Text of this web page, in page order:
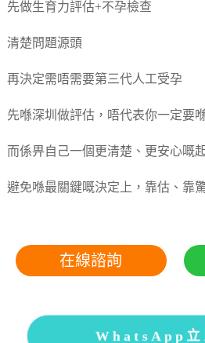
先做生育力評估+不孕檢查
清楚問題源頭
再決定需唔需要第三代人工受孕
先喺深圳做評估，唔代表你一定要
而係畀自己一個更清楚、更安心嘅
避免喺最關鍵嘅決定上，靠估、靠
在線諮詢
WhatsApp立